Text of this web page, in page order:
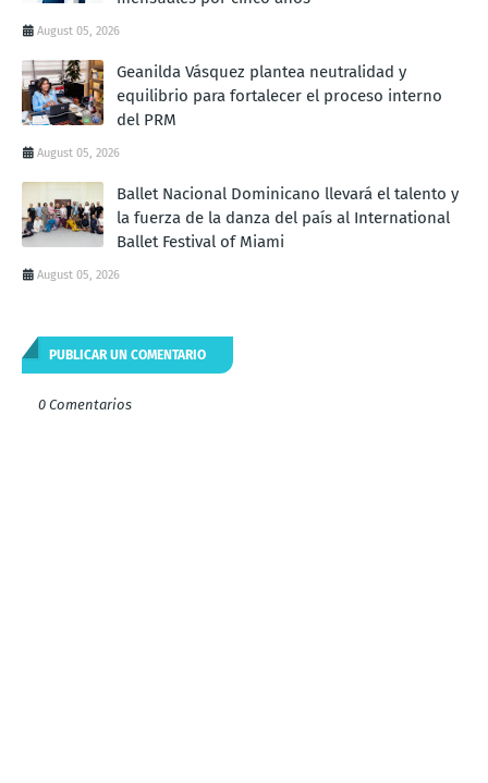
August 05, 2026
Geanilda Vásquez plantea neutralidad y
equilibrio para fortalecer el proceso interno
del PRM
August 05, 2026
Ballet Nacional Dominicano llevará el talento y
la fuerza de la danza del país al International
Ballet Festival of Miami
August 05, 2026
PUBLICAR UN COMENTARIO
0 Comentarios